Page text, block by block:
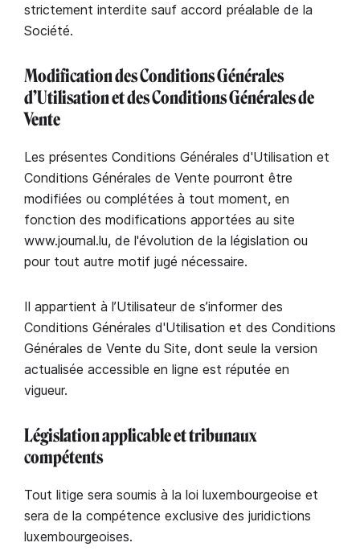
strictement interdite sauf accord préalable de la
Société.
Modification des Conditions Générales
d’Utilisation et des Conditions Générales de
Vente
Les présentes Conditions Générales d'Utilisation et
Conditions Générales de Vente pourront être
modifiées ou complétées à tout moment, en
fonction des modifications apportées au site
www.journal.lu, de l'évolution de la législation ou
pour tout autre motif jugé nécessaire.
Il appartient à l’Utilisateur de s’informer des
Conditions Générales d'Utilisation et des Conditions
Générales de Vente du Site, dont seule la version
actualisée accessible en ligne est réputée en
vigueur.
Législation applicable et tribunaux
compétents
Tout litige sera soumis à la loi luxembourgeoise et
sera de la compétence exclusive des juridictions
luxembourgeoises.